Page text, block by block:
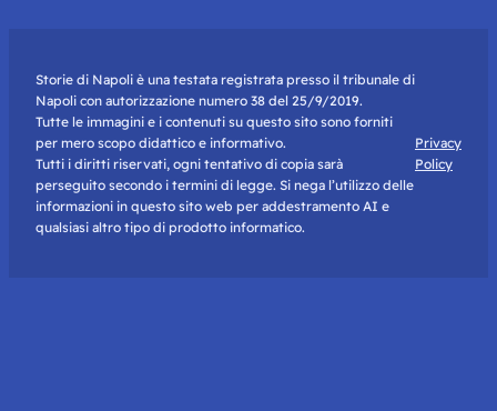
Storie di Napoli è una testata registrata presso il tribunale di
Napoli con autorizzazione numero 38 del 25/9/2019.
Tutte le immagini e i contenuti su questo sito sono forniti
per mero scopo didattico e informativo.
Tutti i diritti riservati, ogni tentativo di copia sarà
perseguito secondo i termini di legge. Si nega l’utilizzo delle
informazioni in questo sito web per addestramento AI e
qualsiasi altro tipo di prodotto informatico.
Privacy
Policy